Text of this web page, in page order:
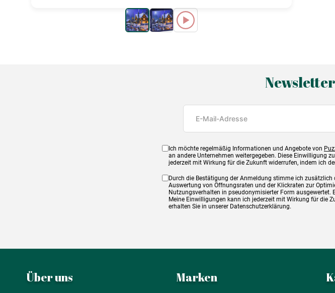
Ich möchte regelmäßig Informationen und Angebote von
an andere Unternehmen weitergegeben. Diese Einwilligung
jederzeit mit Wirkung für die Zukunft widerrufen, indem ich
Durch die Bestätigung der Anmeldung stimme ich
Auswertung von Öffnungsraten und der Klickraten zur
Nutzungsverhalten in pseudonymisierter Form ausgewertet.
Meine Einwilligungen kann ich jederzeit mit Wirkung für die
erhalten Sie in unserer Datenschutzerklärung.
Über uns Marken